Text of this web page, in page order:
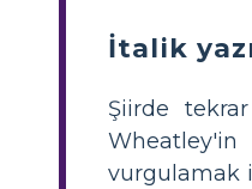
İtalik
Şiirde
vurgulamak